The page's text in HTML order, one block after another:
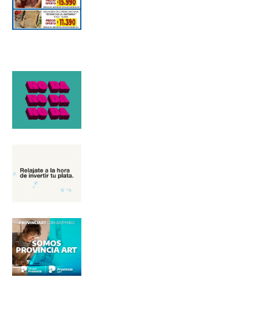
Dirección de correo electrónico
Apellidos